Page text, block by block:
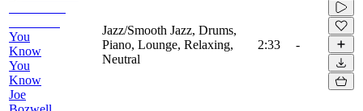
You
Know
You
Know
Joe
Jazz/Smooth Jazz, Drums,
Piano, Lounge, Relaxing,
Neutral
2:33 -